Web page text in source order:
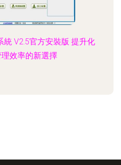
V2.5官方安裝版 提升化
效率的新選擇